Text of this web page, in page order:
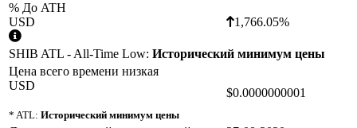
% До ATH
USD
1,766.05%
SHIB ATL - All-Time Low: Исторический минимум цены
Цена всего времени низкая
USD
* ATL: Исторический минимум цены
$0.0000000001